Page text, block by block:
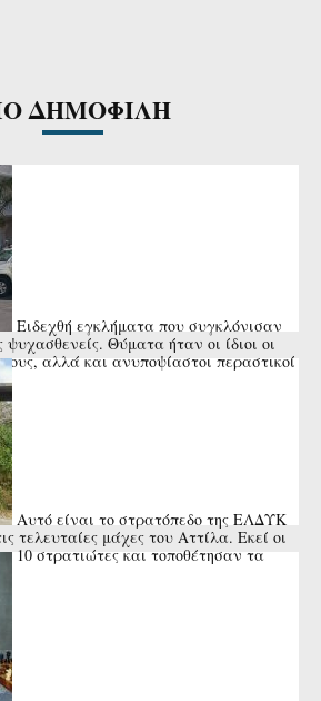
ΔΗΜΟΦΙΛΗ
Ειδεχθή εγκλήματα που συγκλόνισαν
Θύματα ήταν οι ίδιοι οι
τους, αλλά και ανυποψίαστοι περαστικοί
Αυτό είναι το στρατόπεδο της ΕΛΔΥΚ
τελευταίες μάχες του Αττίλα. Εκεί οι
10 στρατιώτες και τοποθέτησαν τα